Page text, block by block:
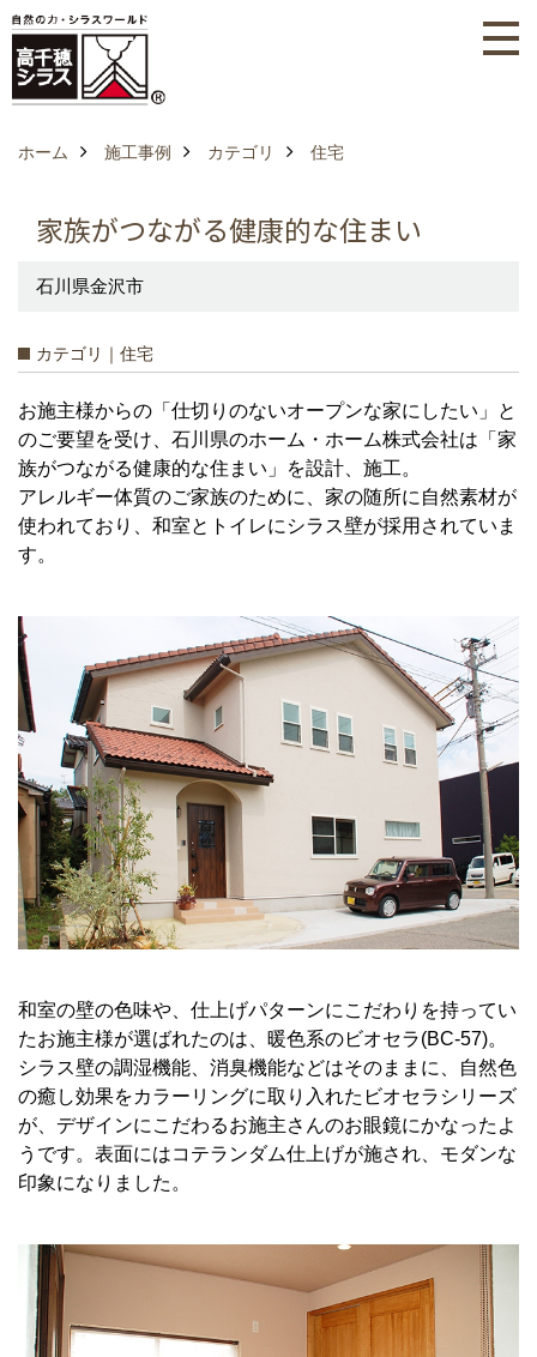
ホーム 施工事例 カテゴリ 住宅
家族がつながる健康的な住まい
石川県金沢市
カテゴリ｜住宅
お施主様からの「仕切りのないオープンな家にしたい」と
のご要望を受け、石川県のホーム・ホーム株式会社は「家
族がつながる健康的な住まい」を設計、施工。
アレルギー体質のご家族のために、家の随所に自然素材が
使われており、和室とトイレにシラス壁が採用されていま
す。
和室の壁の色味や、仕上げパターンにこだわりを持ってい
たお施主様が選ばれたのは、暖色系のビオセラ(BC-57)。
シラス壁の調湿機能、消臭機能などはそのままに、自然色
の癒し効果をカラーリングに取り入れたビオセラシリーズ
が、デザインにこだわるお施主さんのお眼鏡にかなったよ
うです。表面にはコテランダム仕上げが施され、モダンな
印象になりました。